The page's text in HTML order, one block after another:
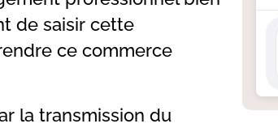
de saisir cette
ce commerce
la transmission du